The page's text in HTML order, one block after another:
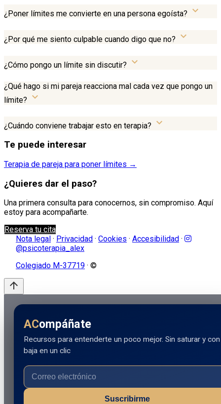
¿Poner límites me convierte en una persona egoísta? expand_more
¿Por qué me siento culpable cuando digo que no? expand_more
¿Cómo pongo un límite sin discutir? expand_more
¿Qué hago si mi pareja reacciona mal cada vez que pongo un
límite? expand_more
¿Cuándo conviene trabajar esto en terapia? expand_more
Te puede interesar
Terapia de pareja para poner límites →
¿Quieres dar el paso?
Una primera consulta para conocernos, sin compromiso. Aquí
estoy para acompañarte.
Reserva tu cita
Nota legal · Privacidad · Cookies · Accesibilidad ·
@psicoterapia_alex
Colegiado M-37719 · ©
arrow_upward
ACompáñate
Recursos para entenderte un poco mejor. Sin saturar y con
baja en un clic
Suscribirme